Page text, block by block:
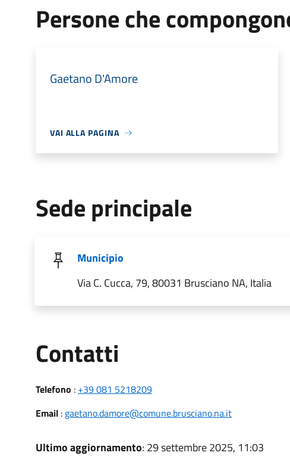
Persone che
Gaetano D'Amore
VAI ALLA PAGINA
Sede principale
Municipio
Via C. Cucca, 79, 80031 Brusciano NA, Italia
Contatti
Telefono : +39 081 5218209
Email: gaetano.damore@comune.brusciano.na.it
Ultimo aggiornamento: 29 settembre 2025, 11:03